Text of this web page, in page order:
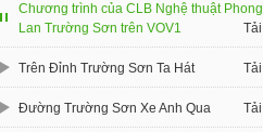
Chương trình của CLB Nghệ thuật Phong
Lan Trường Sơn trên VOV1
Tải
Trên Đỉnh Trường Sơn Ta Hát Tải
Đường Trường Sơn Xe Anh Qua Tải